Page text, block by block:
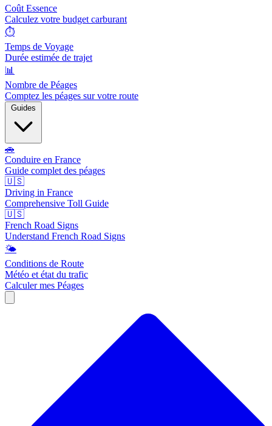
Coût Essence
Calculez votre budget carburant
⏱️
Temps de Voyage
Durée estimée de trajet
📊
Nombre de Péages
Comptez les péages sur votre route
Guides
🚗
Conduire en France
Guide complet des péages
🇺🇸
Driving in France
Comprehensive Toll Guide
🇺🇸
French Road Signs
Understand French Road Signs
🌤️
Conditions de Route
Météo et état du trafic
Calculer mes Péages